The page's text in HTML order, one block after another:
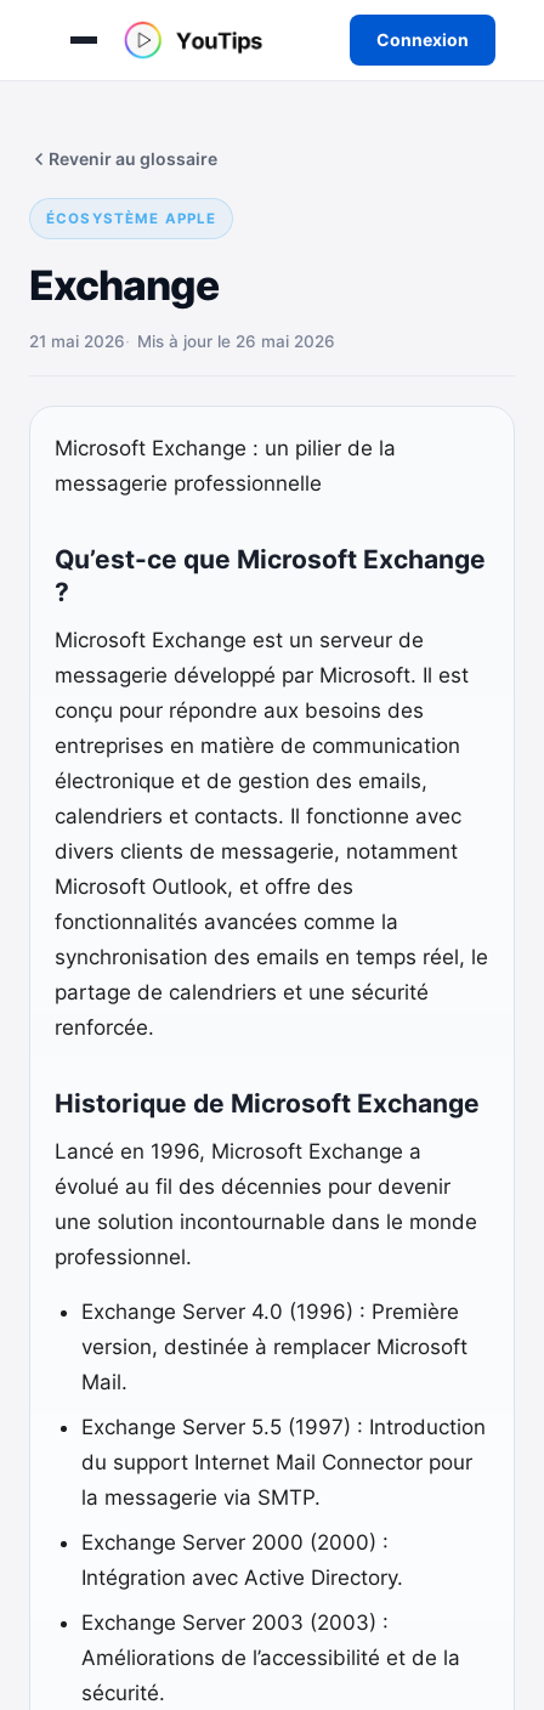
Connexion
contenu
ÉCOSYSTÈME APPLE
Exchange
Revenir au glossaire
21 mai 2026 Mis à jour le 26 mai 2026
Microsoft Exchange : un pilier de la
messagerie professionnelle
Qu’est-ce que Microsoft Exchange
?
Microsoft Exchange est un serveur de
messagerie développé par Microsoft. Il est
conçu pour répondre aux besoins des
entreprises en matière de communication
électronique et de gestion des emails,
calendriers et contacts. Il fonctionne avec
divers clients de messagerie, notamment
Microsoft Outlook, et offre des
fonctionnalités avancées comme la
synchronisation des emails en temps réel, le
partage de calendriers et une sécurité
renforcée.
Historique de Microsoft Exchange
Lancé en 1996, Microsoft Exchange a
évolué au fil des décennies pour devenir
une solution incontournable dans le monde
professionnel.
Exchange Server 4.0 (1996) : Première
version, destinée à remplacer Microsoft
Mail.
Exchange Server 5.5 (1997) : Introduction
du support Internet Mail Connector pour
la messagerie via SMTP.
Exchange Server 2000 (2000) :
Intégration avec Active Directory.
Exchange Server 2003 (2003) :
Améliorations de l’accessibilité et de la
sécurité.